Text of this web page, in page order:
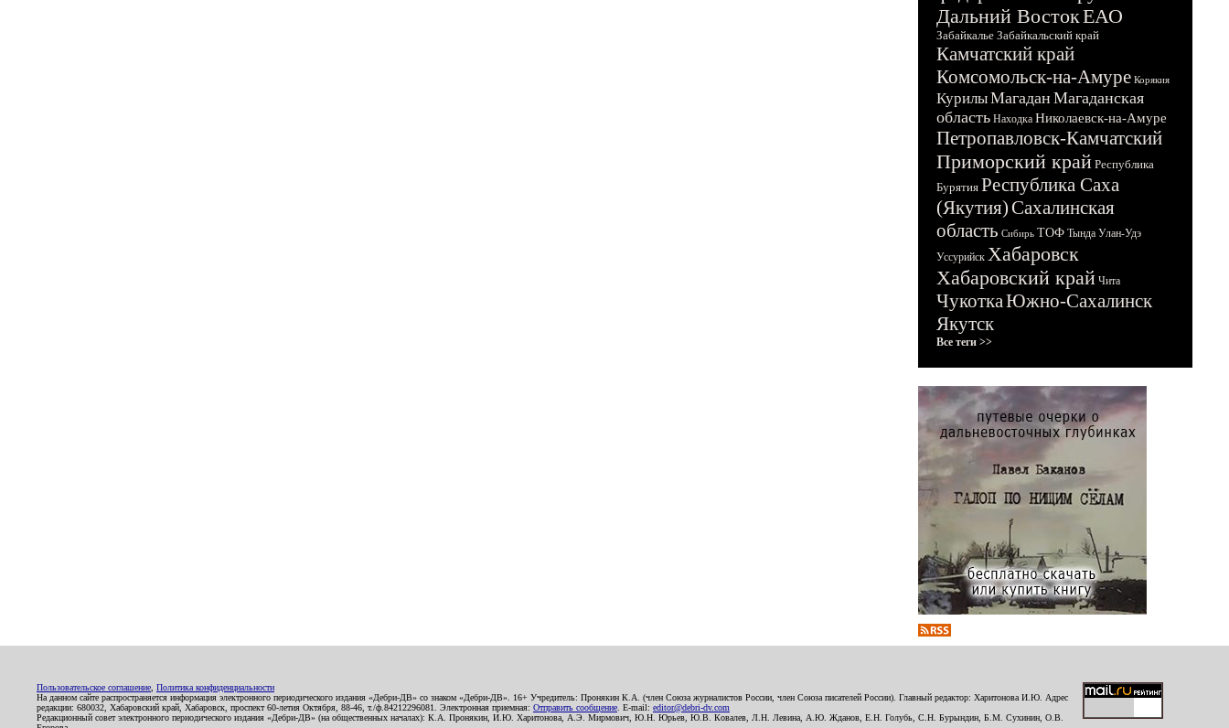
Дальний ВостокЕАО
Забайкалье Забайкальский край
Камчатский край
Комсомольск-на-Амуре Корякия
КурилыМагадан Магаданская
область Находка Николаевск-на-Амуре
Петропавловск-Камчатский
Приморский край Республика
Бурятия Республика Саха
(Якутия)Сахалинская
область Сибирь ТОФ Тында Улан-Удэ
Уссурийск Хабаровск
Хабаровский край Чита
ЧукоткаЮжно-Сахалинск
Якутск
Все теги >>
Пользовательское соглашение Политика конфиденциальности
На данном сайте распространяется информация электронного периодического издания «Дебри-ДВ» со знаком «Дебри-ДВ». 16+ Учредитель: Пронякин К.А. (член Союза журналистов России, член Союза писателей России). Главный редактор: Харитонова И.Ю. Адрес
редакции: 680032, Хабаровский край, Хабаровск, проспект 60-летия Октября, 88-46, т./ф.84212296081. Электронная приемная: Отправить сообщение . E-mail: editor@debri-dv.com
Редакционный совет электронного периодического издания «Дебри-ДВ» (на общественных началах): К.А. Пронякин, И.Ю. Харитонова, А.Э. Мирмович, Ю.Н. Юрьев, Ю.В. Ковалев, Л.Н. Левина, А.Ю. Жданов, Е.Н. Голубь, С.Н. Бурындин, Б.М. Сухинин, О.В.